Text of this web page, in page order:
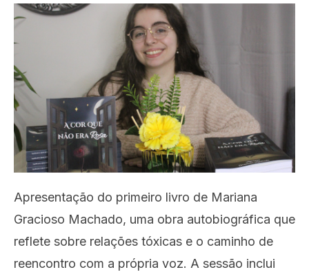
Image
Apresentação do primeiro livro de Mariana
Gracioso Machado, uma obra autobiográfica que
reflete sobre relações tóxicas e o caminho de
reencontro com a própria voz. A sessão inclui